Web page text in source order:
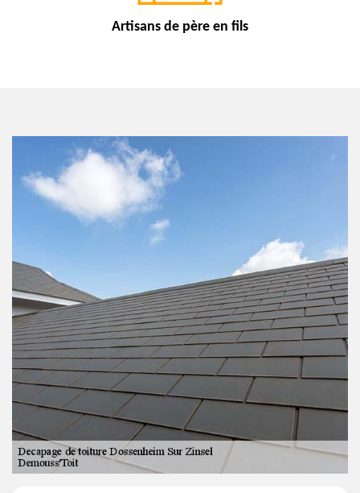
Artisans de père en fils